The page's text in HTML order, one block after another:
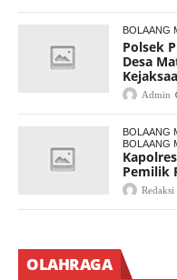
BOLAANG
Polsek
Desa
Admin
BOLAANG
BOLAANG
Pemilik
Redaksi
OLAHRAGA